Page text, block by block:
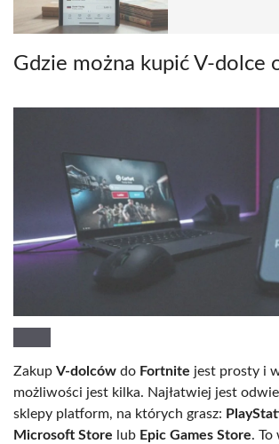
Gdzie można kupić V-dolce
Zakup V-dolców do Fortnite jest prosty i
możliwości jest kilka. Najłatwiej jest
sklepy platform, na których grasz:
Microsoft Store lub Epic Games Store. To